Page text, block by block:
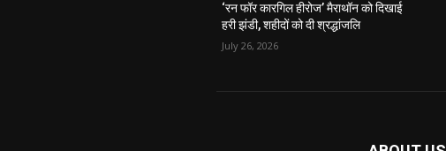
‘रन फॉर कारगिल हीरोज’ मैराथॉन को दिखाई
हरी झंडी, शहीदों को दी श्रद्धांजलि
July 26, 2026